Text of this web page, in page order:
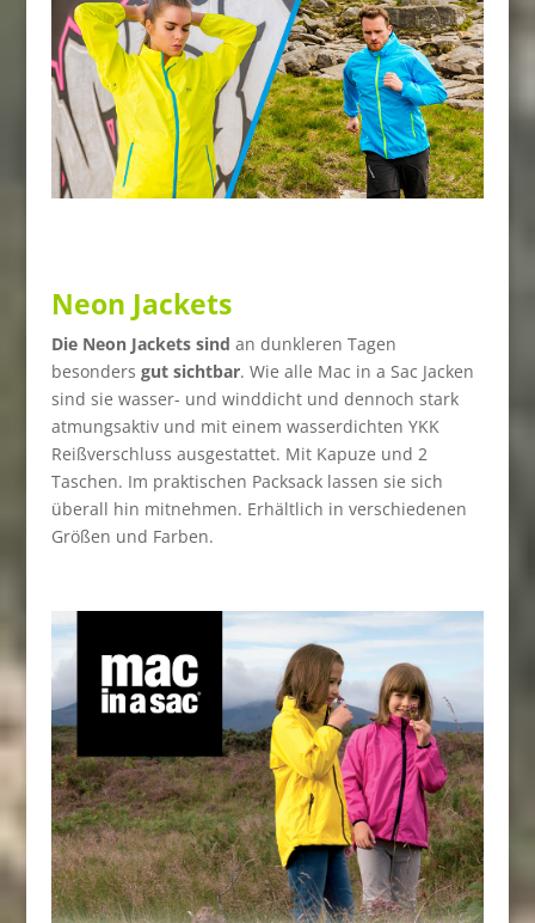
Neon Jackets
Die Neon Jackets sind an dunkleren Tagen
besonders gut sichtbar. Wie alle Mac in a Sac Jacken
sind sie wasser- und winddicht und dennoch stark
atmungsaktiv und mit einem wasserdichten YKK
Reißverschluss ausgestattet. Mit Kapuze und 2
Taschen. Im praktischen Packsack lassen sie sich
überall hin mitnehmen. Erhältlich in verschiedenen
Größen und Farben.